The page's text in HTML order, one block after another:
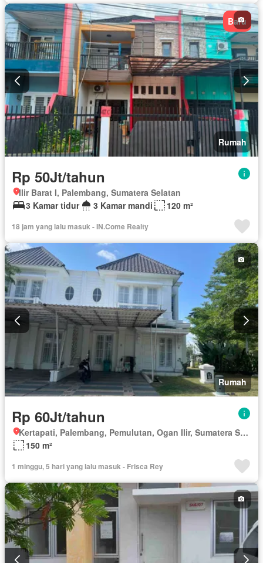
Baru
Rumah
Rp 50Jt/tahun
Ilir Barat I, Palembang, Sumatera Selatan
3 Kamar tidur
3 Kamar mandi 120 m²
18 jam yang lalu masuk - IN.Come Realty
Rumah
Rp 60Jt/tahun
Kertapati, Palembang, Pemulutan, Ogan Ilir, Sumatera Selatan
150 m²
1 minggu, 5 hari yang lalu masuk - Frisca Rey